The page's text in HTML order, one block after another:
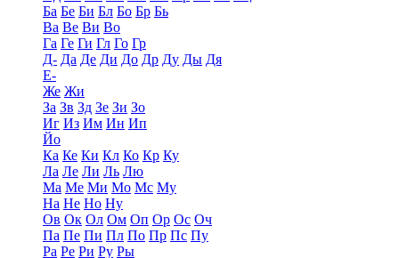
Ба Бе Би Бл Бо Бр Бь
Ва Ве Ви Во
Га Ге Ги Гл Го Гр
Д- Да Де Ди До Др Ду Ды Дя
Е-
Же Жи
За Зв Зд Зе Зи Зо
Иг Из Им Ин Ип
Йо
Ка Ке Ки Кл Ко Кр Ку
Ла Ле Ли Ль Лю
Ма Ме Ми Мо Мс Му
На Не Но Ну
Ов Ок Ол Ом Оп Ор Ос Оч
Па Пе Пи Пл По Пр Пс Пу
Ра Ре Ри Ру Ры